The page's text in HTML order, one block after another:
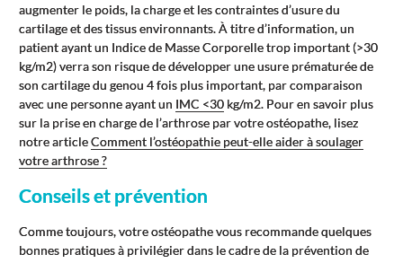
augmenter le poids, la charge et les contraintes d’usure du
cartilage et des tissus environnants. À titre d’information, un
patient ayant un Indice de Masse Corporelle trop important (>30
kg/m2) verra son risque de développer une usure prématurée de
son cartilage du genou 4 fois plus important, par comparaison
avec une personne ayant un IMC <30 kg/m2. Pour en savoir plus
sur la prise en charge de l’arthrose par votre ostéopathe, lisez
notre articleComment l’ostéopathie peut-elle aider à soulager
votre arthrose ?
Conseils et prévention
Comme toujours, votre ostéopathe vous recommande quelques
bonnes pratiques à privilégier dans le cadre de la prévention de